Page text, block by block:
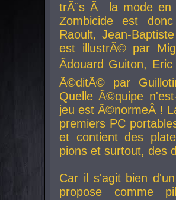
trÃ¨s Ã la mode en
Zombicide est
Raoult, Jean-
est illustrÃ© par
Ãdouard Guiton,
Ã©ditÃ© par
Quelle Ã©quipe
jeu est Ã©normeÂ !
premiers PC
et contient des
pions et surtout, des
Car il s'agit bien
propose comme